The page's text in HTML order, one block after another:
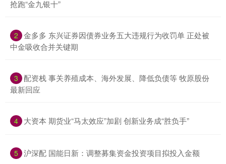
抢跑“金九银十”
2 金多多 东兴证券因债券业务五大违规行为收罚单 正处被
中金吸收合并关键期
3 配资栈 事关养殖成本、海外发展、降低负债等 牧原股份
最新回应
4 大资本 期货业“马太效应”加剧 创新业务成“胜负手”
5 沪深配 国能日新：调整募集资金投资项目拟投入金额